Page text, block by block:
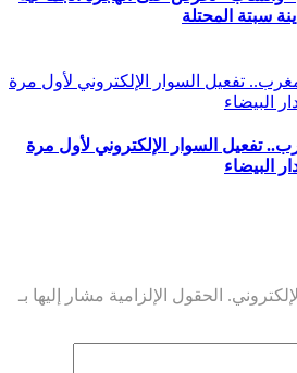
سبتة المحتلة
تفعيل السوار الإلكتروني لأول مرة
البيضاء
الحقول الإلزامية مشار إليها بـ